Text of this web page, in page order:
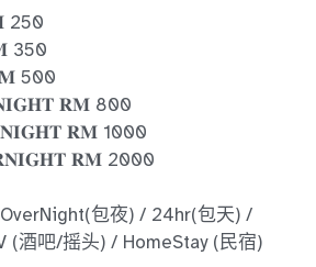
2250
350
500
𝐑𝐌 800
𝐑𝐌 1000
𝐑𝐌 2000
包夜) / 24hr(包天) /
(酒吧/摇头) / HomeStay (民宿)